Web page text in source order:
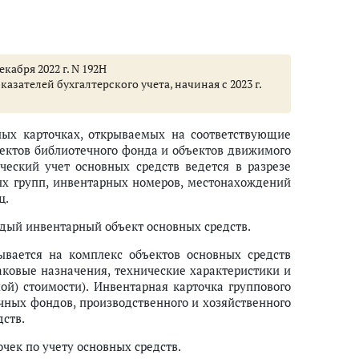
2022 г. N 192Н
бухгалтерского учета, начиная с 2023 г.
карточках, открываемых на соответствующие
библиотечного фонда и объектов движимого
учет основных средств ведется в разрезе
групп, инвентарных номеров, местонахождений
инвентарный объект основных средств.
на комплекс объектов основных средств
назначения, технические характеристики и
стоимости). Инвентарная карточка группового
фондов, производственного и хозяйственного
по учету основных средств.